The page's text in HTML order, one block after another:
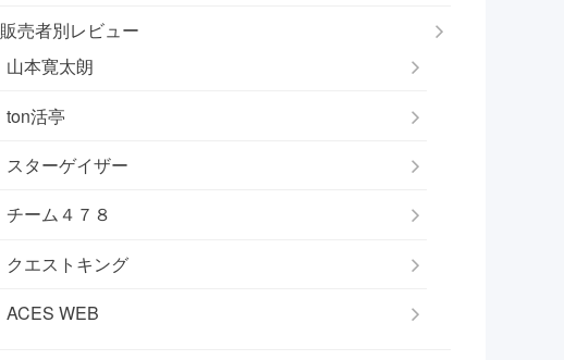
販売者別レビュー
山本寛太朗
ton活亭
スターゲイザー
チーム４７８
クエストキング
ACES WEB